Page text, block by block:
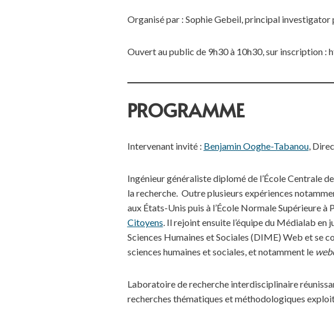
Organisé par : Sophie Gebeil, principal
Ouvert au public de 9h30 à 10h30, sur inscription
PROGRAMME
Intervenant invité : Benjamin Ooghe-Tabanou,
Ingénieur généraliste diplomé de l’École Centrale
la recherche. Outre plusieurs expériences
aux États-Unis puis à l’École Normale Supérieure
Citoyens. Il rejoint ensuite l’équipe du Médialab en
Sciences Humaines et Sociales (DIME) Web et se
sciences humaines et sociales, et notamment le
Laboratoire de recherche interdisciplinaire
recherches thématiques et méthodologiques